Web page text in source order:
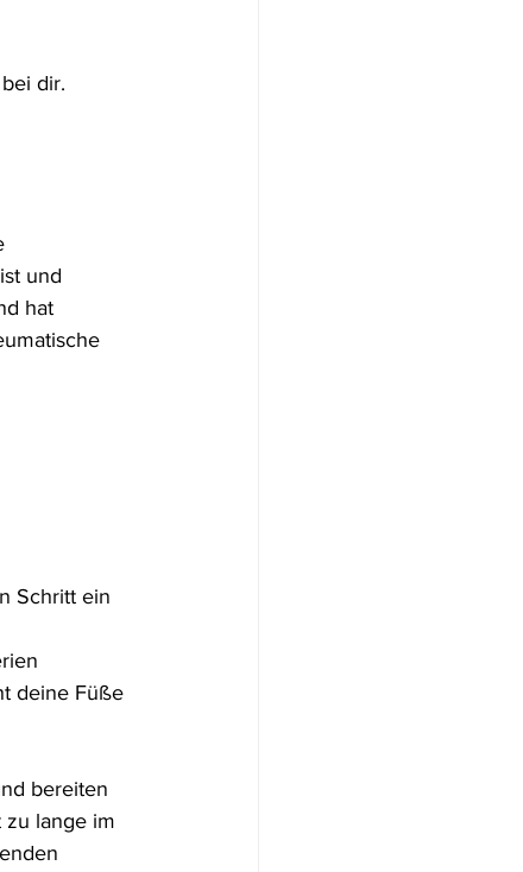
dir.
und
hat
Schritt ein
deine Füße
bereiten
lange im